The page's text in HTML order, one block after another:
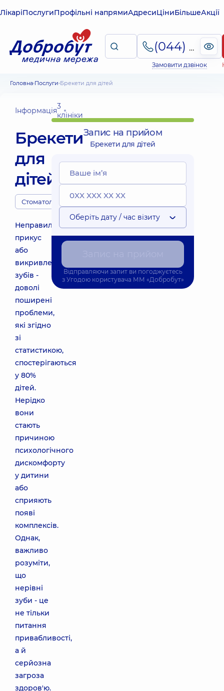
ЛікаріПослугиПрофільні напрямиАдресиЦіниБільшеАкції
(044) 495-2-888
Замовити дзвінок
Головна Послуги Брекети для дітей
Інформація3
клініки
Брекети
для
дітей
Стоматологи
Неправильний
прикус
або
викривленість
зубів -
доволі
поширені
проблеми,
які згідно
зі
статистикою,
спостерігаються
у 80%
дітей.
Нерідко
вони
стають
причиною
психологічного
дискомфорту
у дитини
або
сприяють
появі
комплексів.
Однак,
важливо
розуміти,
що
нерівні
зуби - це
не тільки
питання
привабливості,
а й
серйозна
загроза
здоров'ю.
Запис на прийом
Брекети для дітей
Оберіть дату / час візиту
Відправляючи запит ви погоджуєтесь
з Угодою користувача ММ «Добробут»